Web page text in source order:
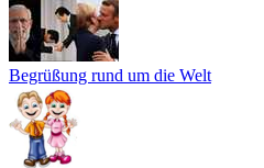
Begrüßung rund um die Welt